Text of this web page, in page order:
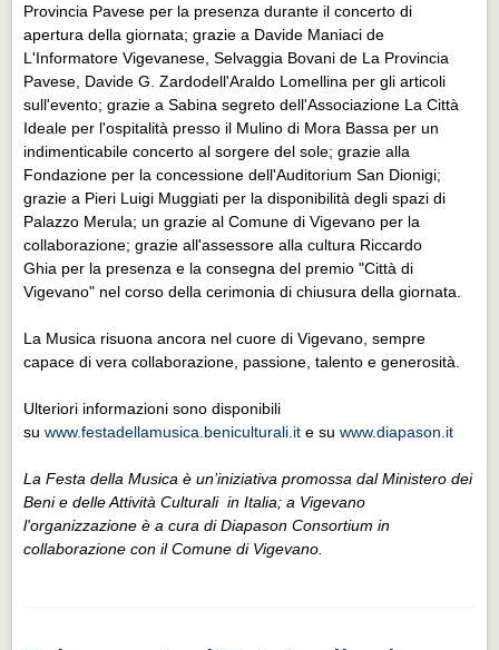
Provincia Pavese per la presenza durante il concerto di
apertura della giornata; grazie a Davide Maniaci de
L'Informatore Vigevanese, Selvaggia Bovani de La Provincia
Pavese, Davide G. Zardodell'Araldo Lomellina per gli articoli
sull'evento; grazie a Sabina segreto dell'Associazione La Città
Ideale per l'ospitalità presso il Mulino di Mora Bassa per un
indimenticabile concerto al sorgere del sole; grazie alla
Fondazione per la concessione dell'Auditorium San Dionigi;
grazie a Pieri Luigi Muggiati per la disponibilità degli spazi di
Palazzo Merula; un grazie al Comune di Vigevano per la
collaborazione; grazie all'assessore alla cultura Riccardo
Ghia per la presenza e la consegna del premio "Città di
Vigevano" nel corso della cerimonia di chiusura della giornata.
La Musica risuona ancora nel cuore di Vigevano, sempre
capace di vera collaborazione, passione, talento e generosità.
Ulteriori informazioni sono disponibili
suwww.festadellamusica.beniculturali.it e suwww.diapason.it
La Festa della Musica è un’iniziativa promossa dal Ministero dei
Beni e delle Attività Culturali in Italia; a Vigevano
l'organizzazione è a cura di Diapason Consortium in
collaborazione con il Comune di Vigevano.